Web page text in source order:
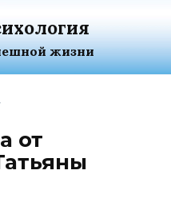
жизни
от